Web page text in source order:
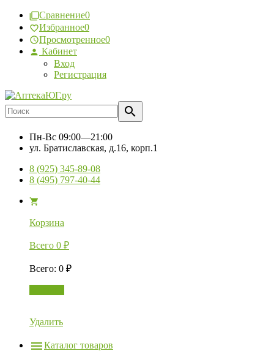
Сравнение0
Избранное0
Просмотренное0
Кабинет
Вход
Регистрация
Пн-Вс 09:00—21:00
ул. Братиславская, д.16, корп.1
8 (925) 345-89-08
8 (495) 797-40-44
Корзина
Всего 0 ₽
Всего: 0 ₽
Удалить
Каталог товаров